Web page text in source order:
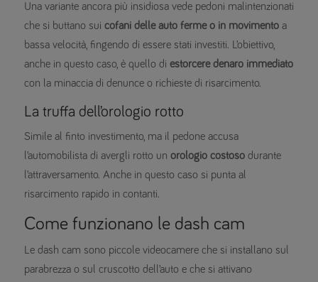
Una variante ancora più insidiosa vede pedoni malintenzionati
che si buttano sui cofani delle auto ferme o in movimento a
bassa velocità, fingendo di essere stati investiti. L’obiettivo,
anche in questo caso, è quello di estorcere denaro immediato
con la minaccia di denunce o richieste di risarcimento.
La truffa dell’orologio rotto
Simile al finto investimento, ma il pedone accusa
l’automobilista di avergli rotto un orologio costoso durante
l’attraversamento. Anche in questo caso si punta al
risarcimento rapido in contanti.
Come funzionano le dash cam
Le dash cam sono piccole videocamere che si installano sul
parabrezza o sul cruscotto dell’auto e che si attivano